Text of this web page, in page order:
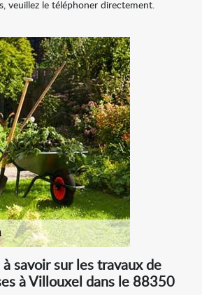
veuillez le téléphoner directement.
savoir sur les travaux de
à Villouxel dans le 88350